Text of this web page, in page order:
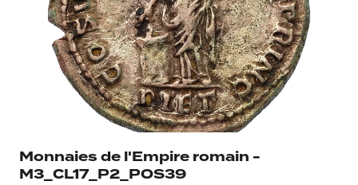
Monnaies de l'Empire romain -
M3_CL17_P2_POS39